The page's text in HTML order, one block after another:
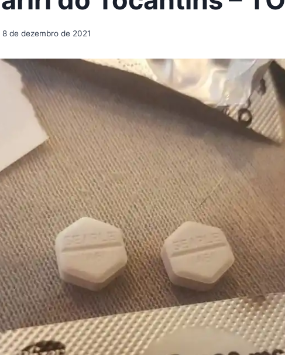
8 de dezembro de 2021